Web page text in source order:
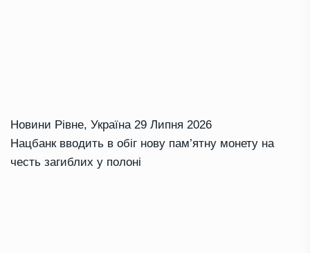
Новини Рівне, Україна 29 Липня 2026
Нацбанк вводить в обіг нову пам’ятну монету на
честь загиблих у полоні